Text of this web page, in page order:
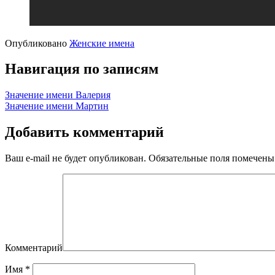
Опубликовано Женские имена
Навигация по записям
Значение имени Валерия
Значение имени Мартин
Добавить комментарий
Ваш e-mail не будет опубликован. Обязательные поля
Комментарий
Имя *